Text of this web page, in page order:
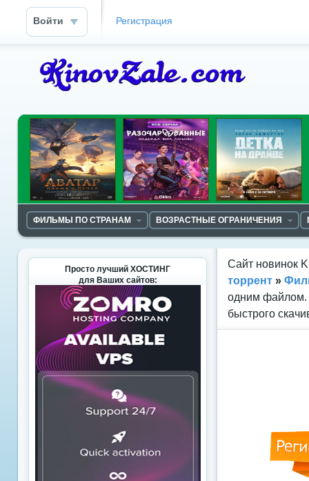
Войти Регистрация
ФИЛЬМЫ ПО СТРАНАМ ВОЗРАСТНЫЕ ОГРАНИЧЕНИЯ
Сайт новинок
торрент »
одним файлом.
быстрого
Просто лучший ХОСТИНГ
для Ваших сайтов: